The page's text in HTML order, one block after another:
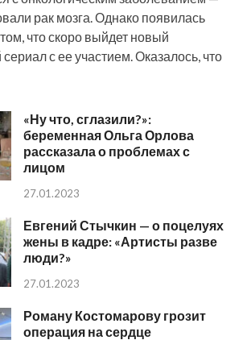
рак мозга. Однако появилась
что скоро выйдет новый
с ее участием. Оказалось, что
«Ну что, сглазили?»:
беременная Ольга Орлова
рассказала о проблемах с
лицом
27.01.2023
Евгений Стычкин — о поцелуях
жены в кадре: «Артисты разве
люди?»
27.01.2023
Роману Костомарову грозит
операция на сердце